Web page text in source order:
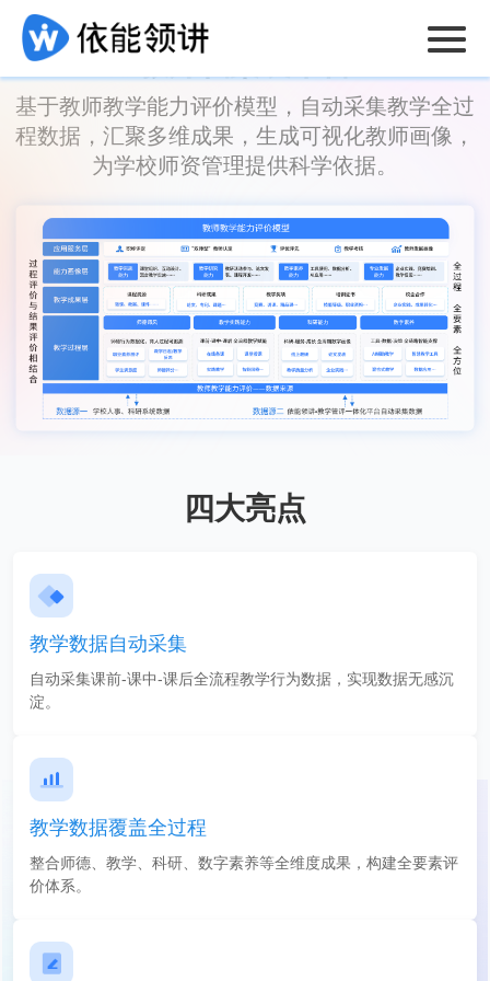
教师档案袋平台
基于教师教学能力评价模型，自动采集教学全过
程数据，汇聚多维成果，生成可视化教师画像，
为学校师资管理提供科学依据。
四大亮点
教学数据自动采集
自动采集课前-课中-课后全流程教学行为数据，实现数据无感沉
淀。
教学数据覆盖全过程
整合师德、教学、科研、数字素养等全维度成果，构建全要素评
价体系。